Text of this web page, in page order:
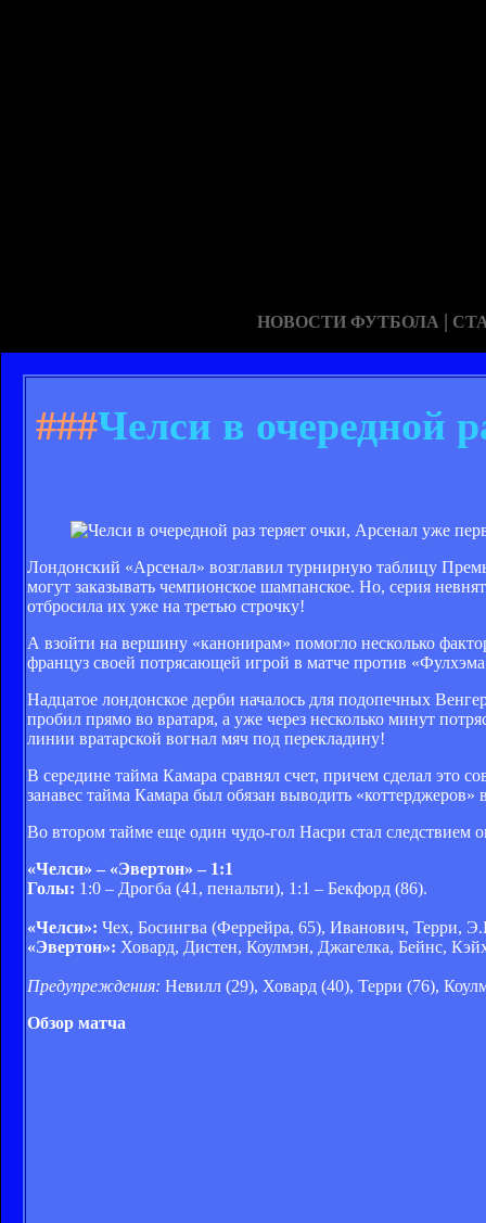
НОВОСТИ ФУТБОЛА |
###Челси в очередной
Лондонский «Арсенал» возглавил турнирную таблицу
могут заказывать чемпионское шампанское. Но, серия
отбросила их уже на третью строчку!
А взойти на вершину «канонирам» помогло несколько
француз своей потрясающей игрой в матче против
Надцатое лондонское дерби началось для подопечных
пробил прямо во вратаря, а уже через несколько минут
линии вратарской вогнал мяч под перекладину!
В середине тайма Камара сравнял счет, причем сделал
занавес тайма Камара был обязан выводить
Во втором тайме еще один чудо-гол Насри стал
«Челси» – «Эвертон» – 1:1
Голы: 1:0 – Дрогба (41, пенальти), 1:1 – Бекфорд (86).
«Челси»: Чех, Босингва (Феррейра, 65), Иванович, Терри,
«Эвертон»: Ховард, Дистен, Коулмэн, Джагелка, Бейнс,
Предупреждения: Невилл (29), Ховард (40), Терри (76),
Обзор матча